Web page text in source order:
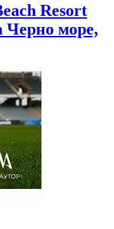
Resort
Черно море,